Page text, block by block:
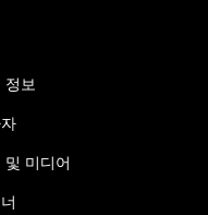
정보
및 미디어